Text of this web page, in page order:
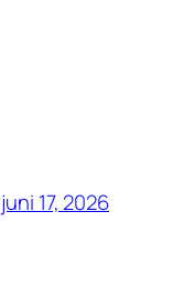
juni 17, 2026